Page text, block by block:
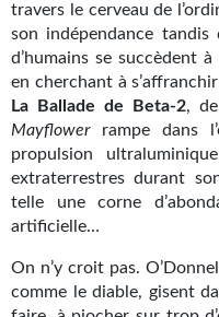
Le blog
Le prix des lecteurs
GOODIES
Goodies Gotland
Tirages d’art Une Heure-
À paraître
travers le cerveau de
son indépendance tandis
d’humains se succèdent
en cherchant à
La Ballade de Beta-2,
Mayflowerrampe dans
propulsion
extraterrestres durant
telle une corne
artificielle…
On n’y croit pas.
comme le diable, gisent